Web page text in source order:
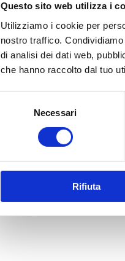
Questo sito web utilizza i
Utilizziamo i cookie per
nostro traffico.
di analisi dei dati web,
che hanno raccolto dal tuo
Necessari
Rifiuta
Lo schienale e i fondi
La finitura del mobile
antico, oltre ad
MISURE :
Profondità: 63 cm